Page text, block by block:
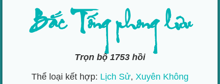
Bắc Tống phong lưu
Trọn bộ 1753 hồi
Thể loại kết hợp: Lịch Sử, Xuyên Không